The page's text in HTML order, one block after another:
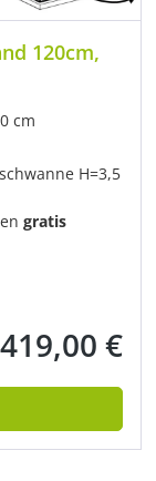
120cm,
cm
H=3,5
gratis
Preis:
€